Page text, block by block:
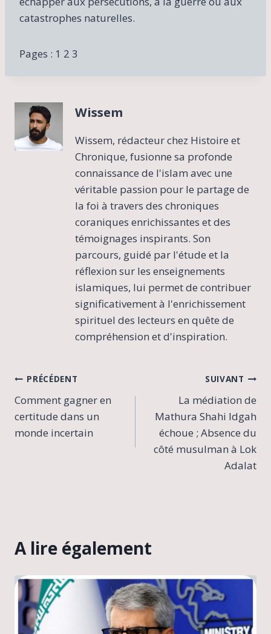
catastrophes naturelles.
Pages : 1 2 3
Wissem
Wissem, rédacteur chez Histoire et
Chronique, fusionne sa profonde
connaissance de l'islam avec une
véritable passion pour le partage de
la foi à travers des chroniques
coraniques enrichissantes et des
témoignages inspirants. Son
parcours, guidé par l'étude et la
réflexion sur les enseignements
islamiques, lui permet de contribuer
significativement à l'enrichissement
spirituel des lecteurs en quête de
compréhension et d'inspiration.
Navigation
de
l’article
PRÉCÉDENT
Comment gagner en
certitude dans un
monde incertain
SUIVANT
La médiation de
Mathura Shahi Idgah
échoue ; Absence du
côté musulman à Lok
Adalat
A lire également